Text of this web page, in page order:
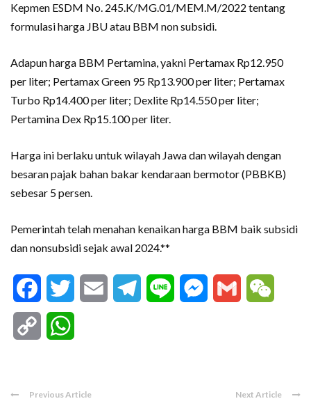
Kepmen ESDM No. 245.K/MG.01/MEM.M/2022 tentang
formulasi harga JBU atau BBM non subsidi.
Adapun harga BBM Pertamina, yakni Pertamax Rp12.950
per liter; Pertamax Green 95 Rp13.900 per liter; Pertamax
Turbo Rp14.400 per liter; Dexlite Rp14.550 per liter;
Pertamina Dex Rp15.100 per liter.
Harga ini berlaku untuk wilayah Jawa dan wilayah dengan
besaran pajak bahan bakar kendaraan bermotor (PBBKB)
sebesar 5 persen.
Pemerintah telah menahan kenaikan harga BBM baik subsidi
dan nonsubsidi sejak awal 2024.**
FacebookTwitter Email Telegram
Line Messenger
Gmail
Copy
Previous Article Next Article